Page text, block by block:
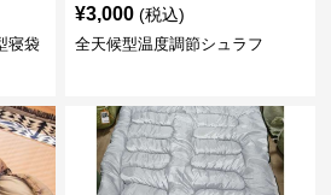
寝袋
¥3,000 (税込)
全天候型温度調節シュラフ